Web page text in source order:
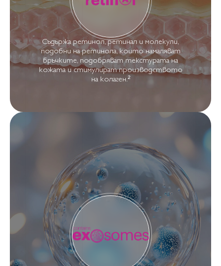
Съдържа ретинол, ретинал и молекули,
подобни на ретинола, които намаляват
бръчките, подобряват текстурата на
кожата и стимулират производството
на колаген.²